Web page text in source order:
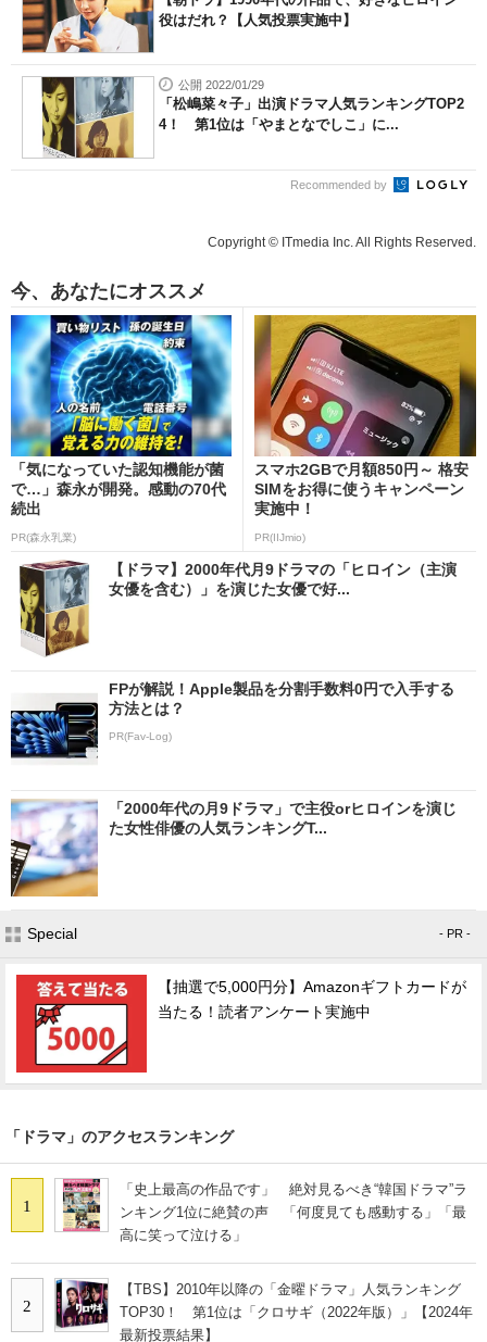
役はだれ？【人気投票実施中】
公開 2022/01/29
「松嶋菜々子」出演ドラマ人気ランキングTOP2
4！ 第1位は「やまとなでしこ」に...
Recommended by
Copyright © ITmedia Inc. All Rights Reserved.
今、あなたにオススメ
「気になっていた認知機能が菌
で…」森永が開発。感動の70代
続出
PR(森永乳業)
スマホ2GBで月額850円～ 格安
SIMをお得に使うキャンペーン
実施中！
PR(IIJmio)
【ドラマ】2000年代月9ドラマの「ヒロイン（主演
女優を含む）」を演じた女優で好...
FPが解説！Apple製品を分割手数料0円で入手する
方法とは？
PR(Fav-Log)
「2000年代の月9ドラマ」で主役orヒロインを演じ
た女性俳優の人気ランキングT...
Special - PR -
【抽選で5,000円分】Amazonギフトカードが
当たる！読者アンケート実施中
「ドラマ」のアクセスランキング
1
「史上最高の作品です」 絶対見るべき“韓国ドラマ”ラ
ンキング1位に絶賛の声 「何度見ても感動する」「最
高に笑って泣ける」
2
【TBS】2010年以降の「金曜ドラマ」人気ランキング
TOP30！ 第1位は「クロサギ（2022年版）」【2024年
最新投票結果】